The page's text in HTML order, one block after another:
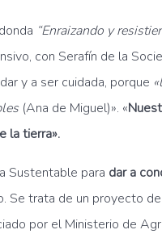
“Enraizando y
con Serafín de la
y a ser cuidada, porque
(Ana de Miguel)». «
la tierra».
Sustentable para dar a
Se trata de un proyecto de
por el Ministerio de